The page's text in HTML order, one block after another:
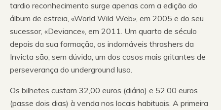
tardio reconhecimento surge apenas com a edição do
álbum de estreia, «World Wild Web», em 2005 e do seu
sucessor, «Deviance», em 2011. Um quarto de século
depois da sua formação, os indomáveis thrashers da
Invicta são, sem dúvida, um dos casos mais gritantes de
perseverança do underground luso.
Os bilhetes custam 32,00 euros (diário) e 52,00 euros
(passe dois dias) à venda nos locais habituais. A primeira